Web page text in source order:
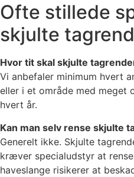
Ofte stillede
skjulte
Hvor tit skal skjulte
Vi anbefaler minimum hvert
eller i et område med meget
hvert år.
Kan man selv rense skjulte
Generelt ikke. Skjulte
kræver specialudstyr at
haveslange risikerer at